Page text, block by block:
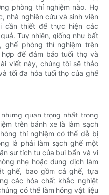
phòng thí nghiệm nào. Họ
nhà nghiên cứu và sinh viên
cần thiết để thực hiện các
Tuy nhiên, giống như bất
ghế phòng thí nghiệm trên
để đảm bảo tuổi thọ và
viết này, chúng tôi sẽ thảo
tối đa hóa tuổi thọ của ghế
quan trọng nhất trong
trên bánh xe là làm sạch
thí nghiệm có thể dễ bị
là phải làm sạch ghế một
sự tích tụ của bụi bẩn và vi
nhẹ hoặc dung dịch làm
ghế, bao gồm cả ghế, tựa
các hóa chất khắc nghiệt
có thể làm hỏng vật liệu